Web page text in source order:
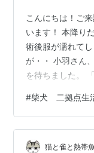
こんにちは！ご
います！ 本降り
術後服が濡れて
が・・ 小羽さん
を待ちました。
あり、よ」 トイ
ほぼ抱っこで帰
かったです。 「
がしっくりこな
#柴犬 二拠点生
猫と雀と熱帯魚